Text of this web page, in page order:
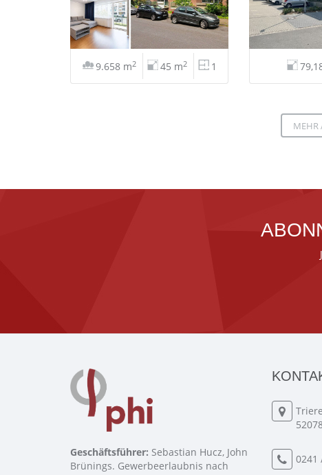
9.658 m2 45 m2 1
MEHR
Geschäftsführer: Sebastian Hucz, John
Brünings. Gewerbeerlaubnis nach
0241